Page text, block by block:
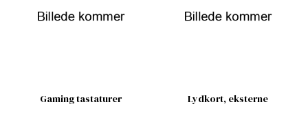
Gaming tastaturer Lydkort, eksterne